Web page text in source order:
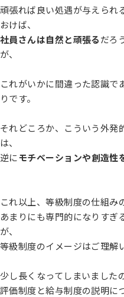
頑張れば良い処遇が与えられ
おけば、
社員さんは自然と頑張るだろ
が、
これがいかに間違った認識で
りです。
それどころか、こういう外発
は、
逆にモチベーションや創造性
これ以上、等級制度の仕組み
あまりにも専門的になりすぎ
が、
等級制度のイメージはご理解
少し長くなってしまいましたの
評価制度と給与制度の説明に